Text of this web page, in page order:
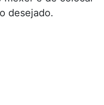
desejado.